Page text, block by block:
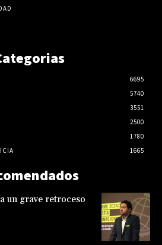
6695
5740
3551
2500
1780
1665
un grave retroceso